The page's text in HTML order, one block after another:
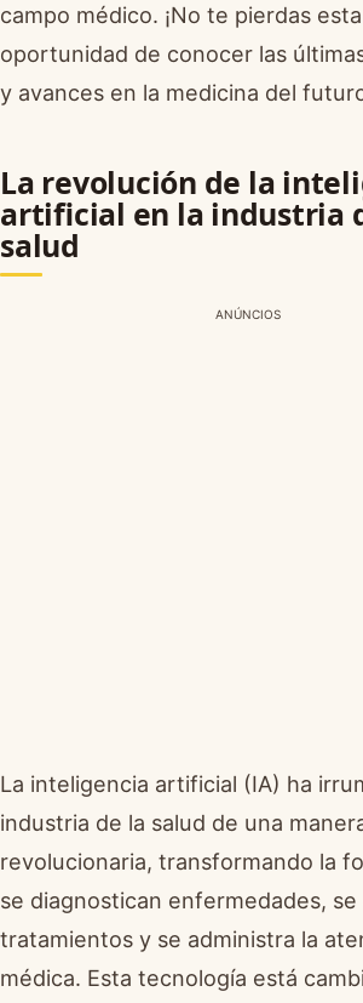
campo médico. ¡No te pierdas esta
oportunidad de conocer las
y avances en la medicina del
La revolución de la
artificial en la industria
salud
ANÚNCIOS
La inteligencia artificial (IA) ha
industria de la salud de una
revolucionaria, transformando la
se diagnostican enfermedades, se
tratamientos y se administra la
médica. Esta tecnología está